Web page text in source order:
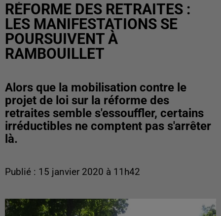
RÉFORME DES RETRAITES :
LES MANIFESTATIONS SE
POURSUIVENT À
RAMBOUILLET
Alors que la mobilisation contre le
projet de loi sur la réforme des
retraites semble s'essouffler, certains
irréductibles ne comptent pas s'arrêter
là.
Publié : 15 janvier 2020 à 11h42